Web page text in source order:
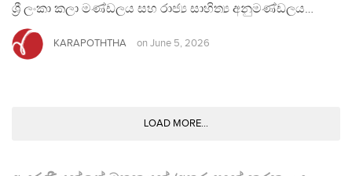
ශ්‍රී ලංකා කලා මණ්ඩලය සහ රාජ්‍ය සාහිත්‍ය අනුමණ්ඩලය…
KARAPOTHTHA on June 5, 2026
LOAD MORE...